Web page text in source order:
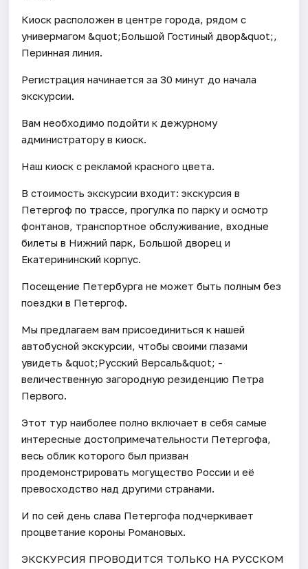
Киоск расположен в центре города, рядом с
универмагом &quot;Большой Гостиный двор&quot;,
Перинная линия.
Регистрация начинается за 30 минут до начала
экскурсии.
Вам необходимо подойти к дежурному
администратору в киоск.
Наш киоск с рекламой красного цвета.
В стоимость экскурсии входит: экскурсия в
Петергоф по трассе, прогулка по парку и осмотр
фонтанов, транспортное обслуживание, входные
билеты в Нижний парк, Большой дворец и
Екатерининский корпус.
Посещение Петербурга не может быть полным без
поездки в Петергоф.
Мы предлагаем вам присоединиться к нашей
автобусной экскурсии, чтобы своими глазами
увидеть &quot;Русский Версаль&quot; -
величественную загородную резиденцию Петра
Первого.
Этот тур наиболее полно включает в себя самые
интересные достопримечательности Петергофа,
весь облик которого был призван
продемонстрировать могущество России и её
превосходство над другими странами.
И по сей день слава Петергофа подчеркивает
процветание короны Романовых.
ЭКСКУРСИЯ ПРОВОДИТСЯ ТОЛЬКО НА РУССКОМ